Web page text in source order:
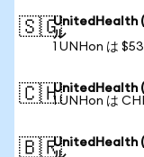
🇸🇬UnitedHealth
ル
1 UNHon は
🇨🇭UnitedHealth
1 UNHon は
🇧🇷UnitedHealth